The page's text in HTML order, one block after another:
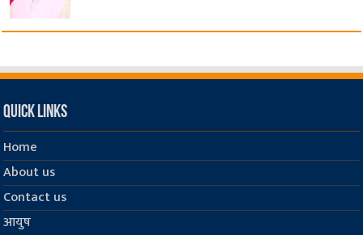
Quick Links
Home
About us
Contact us
आयुष